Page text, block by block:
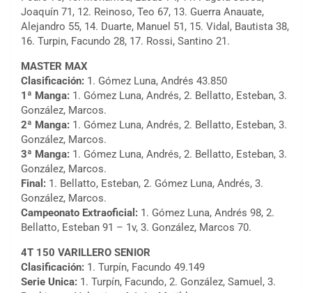
Joaquín 71, 12. Reinoso, Teo 67, 13. Guerra Anauate,
Alejandro 55, 14. Duarte, Manuel 51, 15. Vidal, Bautista 38,
16. Turpin, Facundo 28, 17. Rossi, Santino 21.
MASTER MAX
Clasificación: 1. Gómez Luna, Andrés 43.850
1ª Manga: 1. Gómez Luna, Andrés, 2. Bellatto, Esteban, 3.
González, Marcos.
2ª Manga: 1. Gómez Luna, Andrés, 2. Bellatto, Esteban, 3.
González, Marcos.
3ª Manga: 1. Gómez Luna, Andrés, 2. Bellatto, Esteban, 3.
González, Marcos.
Final: 1. Bellatto, Esteban, 2. Gómez Luna, Andrés, 3.
González, Marcos.
Campeonato Extraoficial: 1. Gómez Luna, Andrés 98, 2.
Bellatto, Esteban 91 – 1v, 3. González, Marcos 70.
4T 150 VARILLERO SENIOR
Clasificación: 1. Turpín, Facundo 49.149
Serie Unica: 1. Turpín, Facundo, 2. González, Samuel, 3.